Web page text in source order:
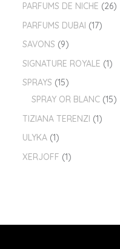
PARFUMS DE NICHE 26
PARFUMS DUBAI 17
SAVONS 9
SIGNATURE ROYALE 1
SPRAYS 15
SPRAY OR BLANC 15
TIZIANA TERENZI 1
ULYKA 1
XERJOFF 1